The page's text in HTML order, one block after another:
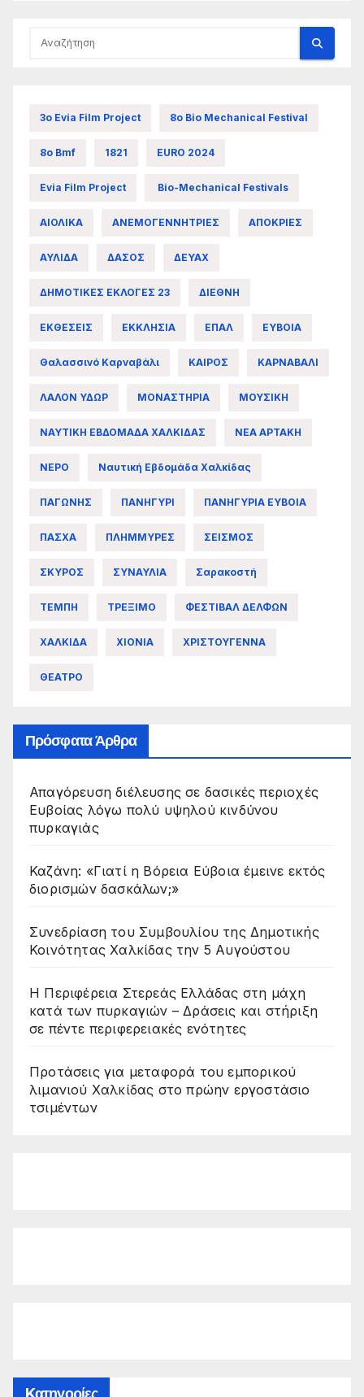
3ο Evia Film Project 8ο Bio Mechanical Festival
8ο Bmf 1821 EURO 2024
Evia Film Project Bio-Mechanical Festivals
ΑΙΟΛΙΚΑ ΑΝΕΜΟΓΕΝΝΗΤΡΙΕΣ ΑΠΟΚΡΙΕΣ
ΑΥΛΙΔΑ ΔΑΣΟΣ ΔΕΥΑΧ
ΔΗΜΟΤΙΚΕΣ ΕΚΛΟΓΕΣ 23 ΔΙΕΘΝΗ
ΕΚΘΕΣΕΙΣ ΕΚΚΛΗΣΙΑ ΕΠΑΛ ΕΥΒΟΙΑ
Θαλασσινό Καρναβάλι ΚΑΙΡΟΣ ΚΑΡΝΑΒΑΛΙ
ΛΑΛΟΝ ΥΔΩΡ ΜΟΝΑΣΤΗΡΙΑ ΜΟΥΣΙΚΗ
ΝΑΥΤΙΚΗ ΕΒΔΟΜΑΔΑ ΧΑΛΚΙΔΑΣ ΝΕΑ ΑΡΤΑΚΗ
ΝΕΡΟ Ναυτική Εβδομάδα Χαλκίδας
ΠΑΓΩΝΗΣ ΠΑΝΗΓΥΡΙ ΠΑΝΗΓΥΡΙΑ ΕΥΒΟΙΑ
ΠΑΣΧΑ ΠΛΗΜΜΥΡΕΣ ΣΕΙΣΜΟΣ
ΣΚΥΡΟΣ ΣΥΝΑΥΛΙΑ Σαρακοστή
ΤΕΜΠΗ ΤΡΕΞΙΜΟ ΦΕΣΤΙΒΑΛ ΔΕΛΦΩΝ
ΧΑΛΚΙΔΑ ΧΙΟΝΙΑ ΧΡΙΣΤΟΥΓΕΝΝΑ
ΘΕΑΤΡΟ
Πρόσφατα Άρθρα
Απαγόρευση διέλευσης σε δασικές περιοχές
Ευβοίας λόγω πολύ υψηλού κινδύνου
πυρκαγιάς
Καζάνη: «Γιατί η Βόρεια Εύβοια έμεινε εκτός
διορισμών δασκάλων;»
Συνεδρίαση του Συμβουλίου της Δημοτικής
Κοινότητας Χαλκίδας την 5 Αυγούστου
Η Περιφέρεια Στερεάς Ελλάδας στη μάχη
κατά των πυρκαγιών – Δράσεις και στήριξη
σε πέντε περιφερειακές ενότητες
Προτάσεις για μεταφορά του εμπορικού
λιμανιού Χαλκίδας στο πρώην εργοστάσιο
τσιμέντων